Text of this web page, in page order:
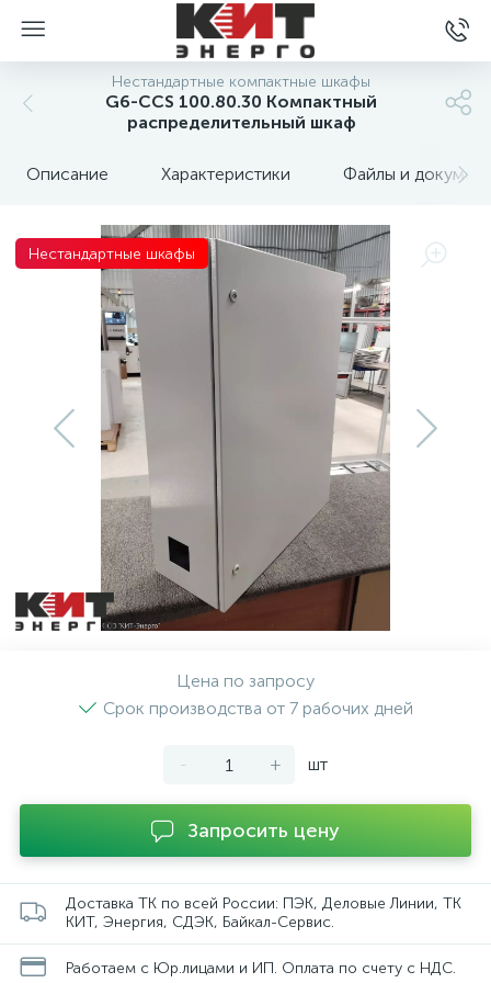
Нестандартные компактные шкафы
G6-CCS 100.80.30 Компактный
распределительный шкаф
Описание Характеристики Файлы и
Нестандартные шкафы
Цена по запросу
Срок производства от 7 рабочих дней
- + шт
Запросить цену
Доставка ТК по всей России: ПЭК, Деловые Линии, ТК
КИТ, Энергия, СДЭК, Байкал-Сервис.
Работаем с Юр.лицами и ИП. Оплата по счету с НДС.